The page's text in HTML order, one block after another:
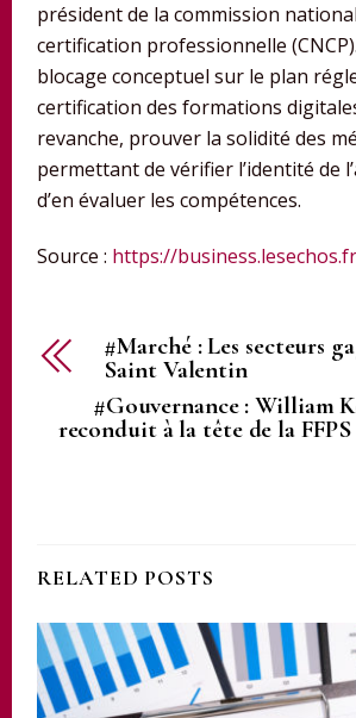
président de la commission
certification professionnelle
blocage conceptuel sur le plan
certification des formations
revanche, prouver la solidité des
permettant de vérifier l’identité de
d’en évaluer les compétences.
Source : https://
#Marché : Les secteurs
Saint Valentin
#Gouvernance : William
reconduit à la tête de la
RELATED POSTS